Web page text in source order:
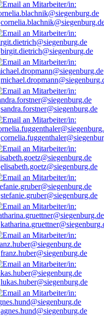
birgit.dietrich@siegenburg.de
sandra.forstner@siegenburg.de
elisabeth.goetz@siegenburg.de
stefanie.gruber@siegenburg.de
franz.huber@siegenburg.de
lukas.huber@siegenburg.de
agnes.hund@siegenburg.de